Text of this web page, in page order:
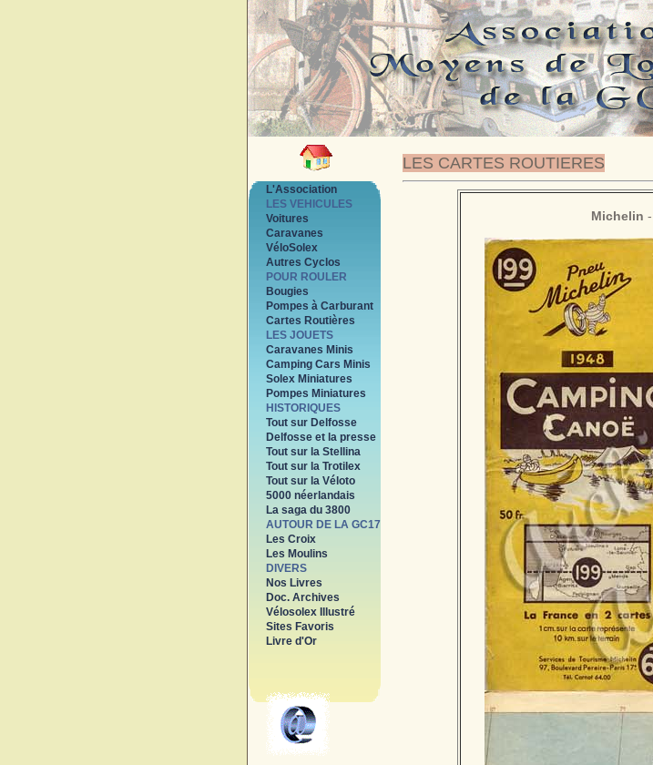
LES CARTES ROUTIERES
L'Association
LES VEHICULES
Voitures
Caravanes
VéloSolex
Autres Cyclos
POUR ROULER
Bougies
Pompes à Carburant
Cartes Routières
LES JOUETS
Caravanes Minis
Camping Cars Minis
Solex Miniatures
Pompes Miniatures
HISTORIQUES
Tout sur Delfosse
Delfosse et la presse
Tout sur la Stellina
Tout sur la Trotilex
Tout sur la Véloto
5000 néerlandais
La saga du 3800
AUTOUR DE LA GC17
Les Croix
Les Moulins
DIVERS
Nos Livres
Doc. Archives
Vélosolex Illustré
Sites Favoris
Livre d'Or
Michelin -